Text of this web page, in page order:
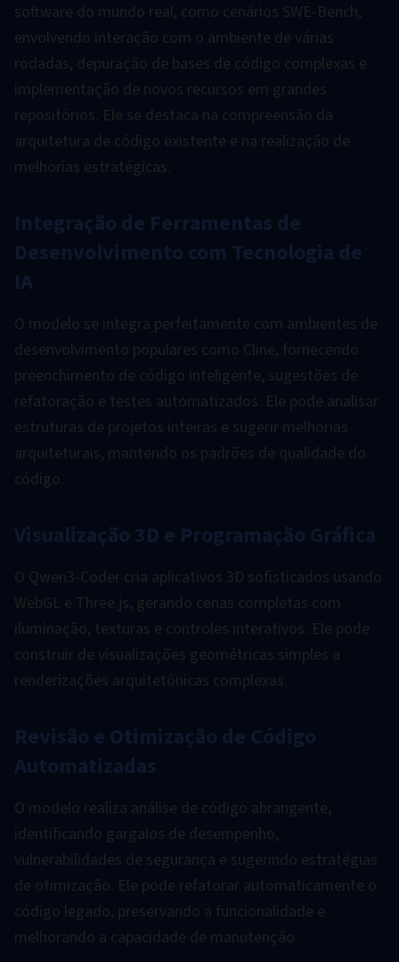
software do mundo real, como cenários SWE-Bench,
envolvendo interação com o ambiente de várias
rodadas, depuração de bases de código complexas e
implementação de novos recursos em grandes
repositórios. Ele se destaca na compreensão da
arquitetura de código existente e na realização de
melhorias estratégicas.
Integração de Ferramentas de
Desenvolvimento com Tecnologia de
IA
O modelo se integra perfeitamente com ambientes de
desenvolvimento populares como Cline, fornecendo
preenchimento de código inteligente, sugestões de
refatoração e testes automatizados. Ele pode analisar
estruturas de projetos inteiras e sugerir melhorias
arquiteturais, mantendo os padrões de qualidade do
código.
Visualização 3D e Programação Gráfica
O Qwen3-Coder cria aplicativos 3D sofisticados usando
WebGL e Three.js, gerando cenas completas com
iluminação, texturas e controles interativos. Ele pode
construir de visualizações geométricas simples a
renderizações arquitetônicas complexas.
Revisão e Otimização de Código
Automatizadas
O modelo realiza análise de código abrangente,
identificando gargalos de desempenho,
vulnerabilidades de segurança e sugerindo estratégias
de otimização. Ele pode refatorar automaticamente o
código legado, preservando a funcionalidade e
melhorando a capacidade de manutenção.